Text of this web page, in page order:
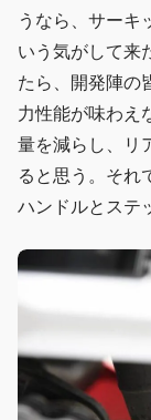
うなら、サーキ
いう気がして来
たら、開発陣の
力性能が味わえ
量を減らし、リ
ると思う。それ
ハンドルとステ